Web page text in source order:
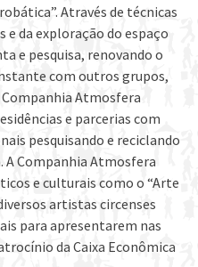
Através de técnicas
da exploração do espaço
e pesquisa, renovando o
com outros grupos,
Atmosfera
e parcerias com
pesquisando e reciclando
A Companhia Atmosfera
e culturais como o “Arte
artistas circenses
para apresentarem nas
da Caixa Econômica